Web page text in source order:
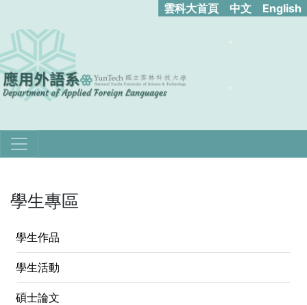
雲科大首頁 中文 English
學生專區
學生作品
學生活動
碩士論文